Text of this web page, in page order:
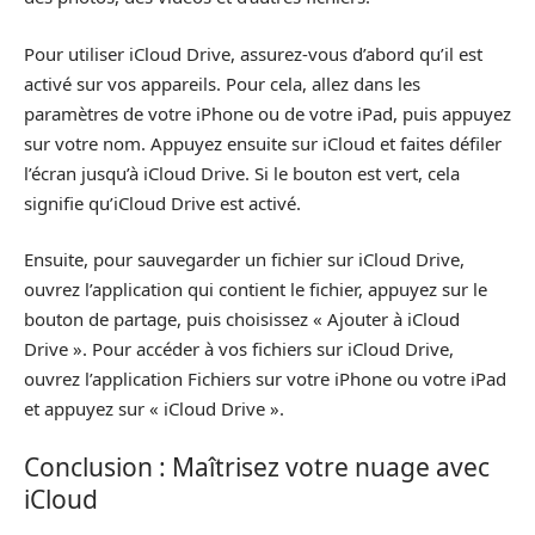
Pour utiliser iCloud Drive, assurez-vous d’abord qu’il est
activé sur vos appareils. Pour cela, allez dans les
paramètres de votre iPhone ou de votre iPad, puis appuyez
sur votre nom. Appuyez ensuite sur iCloud et faites défiler
l’écran jusqu’à iCloud Drive. Si le bouton est vert, cela
signifie qu’iCloud Drive est activé.
Ensuite, pour sauvegarder un fichier sur iCloud Drive,
ouvrez l’application qui contient le fichier, appuyez sur le
bouton de partage, puis choisissez « Ajouter à iCloud
Drive ». Pour accéder à vos fichiers sur iCloud Drive,
ouvrez l’application Fichiers sur votre iPhone ou votre iPad
et appuyez sur « iCloud Drive ».
Conclusion : Maîtrisez votre nuage avec
iCloud